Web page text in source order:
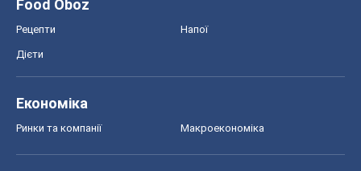
Food Oboz
Рецепти Напої
Дієти
Економіка
Ринки та компанії Макроекономіка